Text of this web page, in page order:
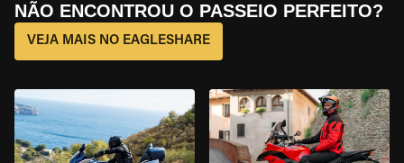
NÃO ENCONTROU O PASSEIO PERFEITO?
VEJA MAIS NO EAGLESHARE